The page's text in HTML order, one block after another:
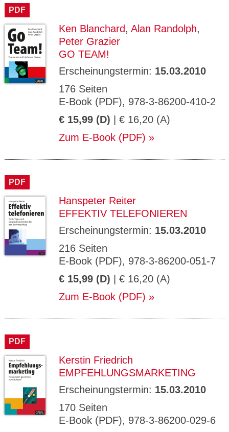
PDF
Ken Blanchard, Alan Randolph,
Peter Grazier
GO TEAM!
Erscheinungstermin: 15.03.2010
176 Seiten
E-Book (PDF), 978-3-86200-410-2
€ 15,99 (D) | € 16,20 (A)
Zum E-Book (PDF)
PDF
Hanspeter Reiter
EFFEKTIV TELEFONIEREN
Erscheinungstermin: 15.03.2010
216 Seiten
E-Book (PDF), 978-3-86200-051-7
€ 15,99 (D) | € 16,20 (A)
Zum E-Book (PDF)
PDF
Kerstin Friedrich
EMPFEHLUNGSMARKETING
Erscheinungstermin: 15.03.2010
170 Seiten
E-Book (PDF), 978-3-86200-029-6